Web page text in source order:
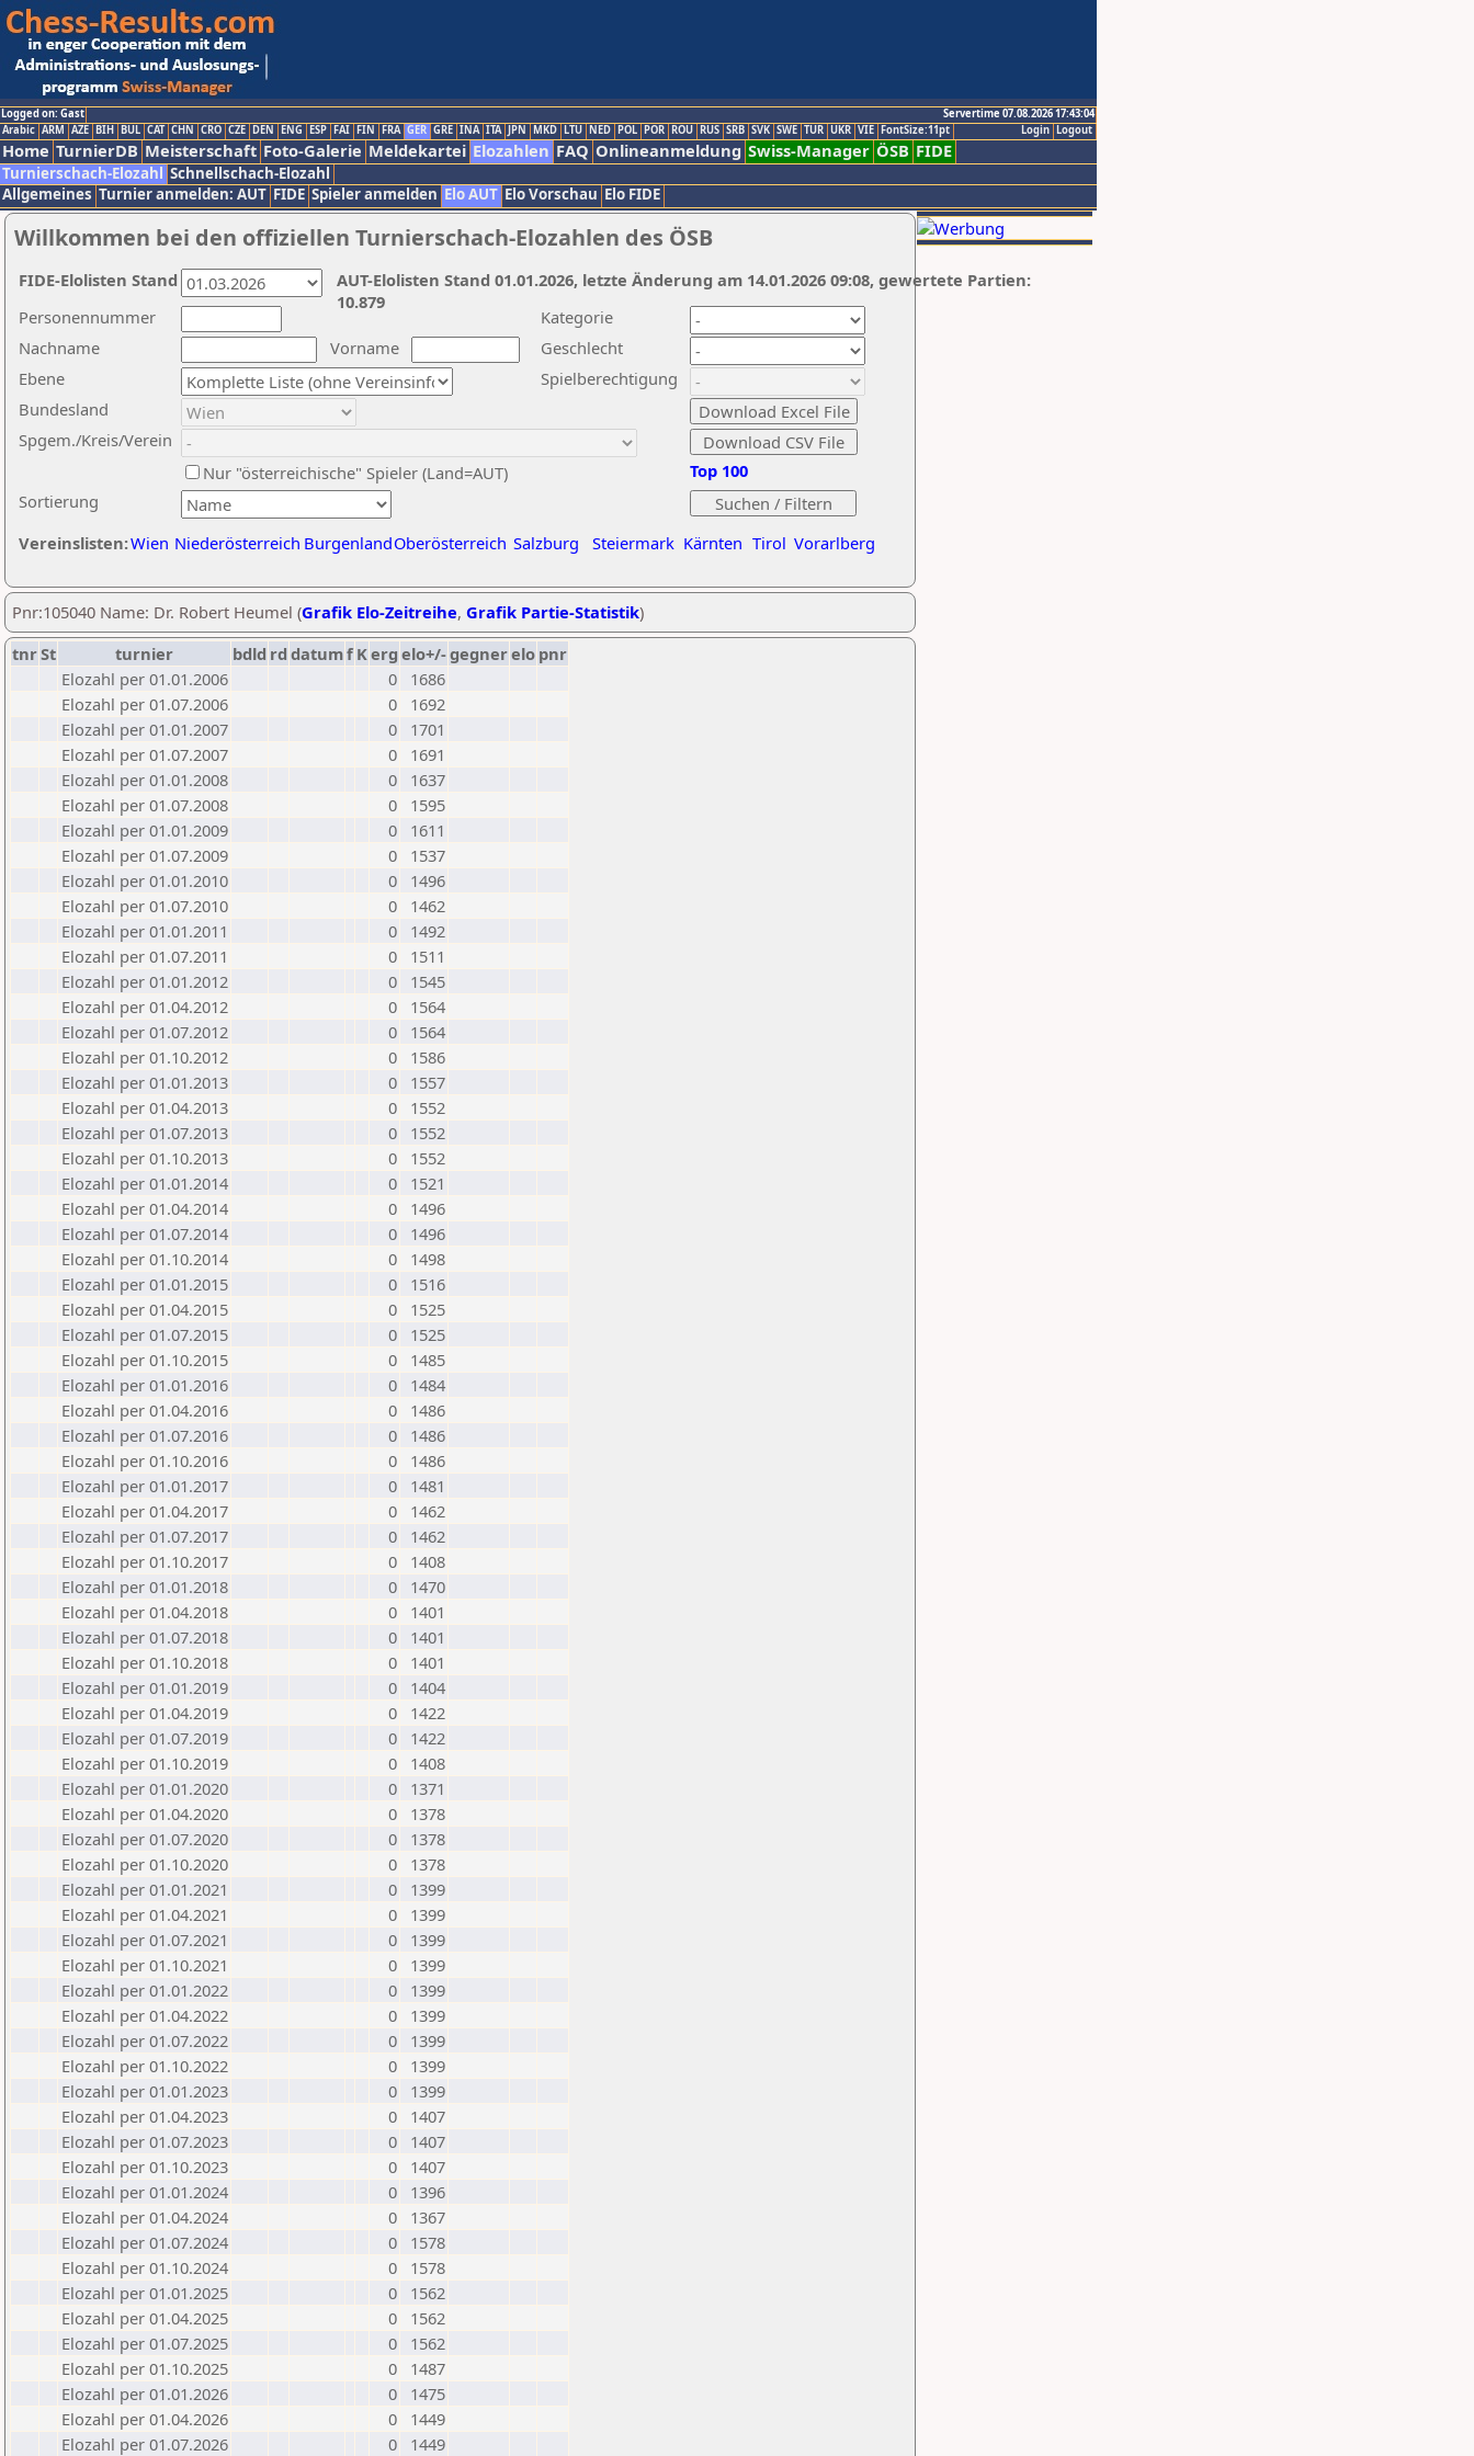
Logged on: Gast
Servertime 07.08.2026 17:43:04
Logout
Login
Arabic ARM AZE BIH BUL CAT CHN CRO CZE DEN ENG ESP FAI FIN FRA GER GRE INA ITA JPN MKD LTU NED POL POR ROU RUS SRB SVK SWE TUR UKR VIE FontSize:11pt
Home TurnierDB Meisterschaft Foto-Galerie Meldekartei Elozahlen FAQ Onlineanmeldung Swiss-Manager ÖSB FIDE
Turnierschach-Elozahl Schnellschach-Elozahl
Allgemeines Turnier anmelden: AUT FIDE Spieler anmelden Elo AUT Elo Vorschau Elo FIDE
Willkommen bei den offiziellen Turnierschach-Elozahlen des ÖSB
Nachname
Vorname
Ebene
Kategorie
Sortierung
Personennummer
Bundesland
Spgem./Kreis/Verein
Geschlecht
Nur "österreichische" Spieler (Land=AUT)
Spielberechtigung
Vereinslisten:Wien Niederösterreich BurgenlandOberösterreich Salzburg Steiermark Kärnten Tirol Vorarlberg
Top 100
AUT-Elolisten Stand 01.01.2026, letzte Änderung am 14.01.2026 09:08, gewertete Partien:
10.879
FIDE-Elolisten Stand
Pnr:105040 Name: Dr. Robert Heumel (Grafik Elo-Zeitreihe, Grafik Partie-Statistik)
tnrSt turnier bdld rd datumf Kerg elo+/-gegnerelo pnr
Elozahl per 01.01.2006
0
1686
Elozahl per 01.07.2006
0
1692
Elozahl per 01.01.2007
0
1701
Elozahl per 01.07.2007
0
1691
Elozahl per 01.01.2008
0
1637
Elozahl per 01.07.2008
0
1595
Elozahl per 01.01.2009
0
1611
Elozahl per 01.07.2009
0
1537
Elozahl per 01.01.2010
0
1496
Elozahl per 01.07.2010
0
1462
Elozahl per 01.01.2011
0
1492
Elozahl per 01.07.2011
0
1511
Elozahl per 01.01.2012
0
1545
Elozahl per 01.04.2012
0
1564
Elozahl per 01.07.2012
0
1564
Elozahl per 01.10.2012
0
1586
Elozahl per 01.01.2013
0
1557
Elozahl per 01.04.2013
0
1552
Elozahl per 01.07.2013
0
1552
Elozahl per 01.10.2013
0
1552
Elozahl per 01.01.2014
0
1521
Elozahl per 01.04.2014
0
1496
Elozahl per 01.07.2014
0
1496
Elozahl per 01.10.2014
0
1498
Elozahl per 01.01.2015
0
1516
Elozahl per 01.04.2015
0
1525
Elozahl per 01.07.2015
0
1525
Elozahl per 01.10.2015
0
1485
Elozahl per 01.01.2016
0
1484
Elozahl per 01.04.2016
0
1486
Elozahl per 01.07.2016
0
1486
Elozahl per 01.10.2016
0
1486
Elozahl per 01.01.2017
0
1481
Elozahl per 01.04.2017
0
1462
Elozahl per 01.07.2017
0
1462
Elozahl per 01.10.2017
0
1408
Elozahl per 01.01.2018
0
1470
Elozahl per 01.04.2018
0
1401
Elozahl per 01.07.2018
0
1401
Elozahl per 01.10.2018
0
1401
Elozahl per 01.01.2019
0
1404
Elozahl per 01.04.2019
0
1422
Elozahl per 01.07.2019
0
1422
Elozahl per 01.10.2019
0
1408
Elozahl per 01.01.2020
0
1371
Elozahl per 01.04.2020
0
1378
Elozahl per 01.07.2020
0
1378
Elozahl per 01.10.2020
0
1378
Elozahl per 01.01.2021
0
1399
Elozahl per 01.04.2021
0
1399
Elozahl per 01.07.2021
0
1399
Elozahl per 01.10.2021
0
1399
Elozahl per 01.01.2022
0
1399
Elozahl per 01.04.2022
0
1399
Elozahl per 01.07.2022
0
1399
Elozahl per 01.10.2022
0
1399
Elozahl per 01.01.2023
0
1399
Elozahl per 01.04.2023
0
1407
Elozahl per 01.07.2023
0
1407
Elozahl per 01.10.2023
0
1407
Elozahl per 01.01.2024
0
1396
Elozahl per 01.04.2024
0
1367
Elozahl per 01.07.2024
0
1578
Elozahl per 01.10.2024
0
1578
Elozahl per 01.01.2025
0
1562
Elozahl per 01.04.2025
0
1562
Elozahl per 01.07.2025
0
1562
Elozahl per 01.10.2025
0
1487
Elozahl per 01.01.2026
0
1475
Elozahl per 01.04.2026
0
1449
Elozahl per 01.07.2026
0 1449